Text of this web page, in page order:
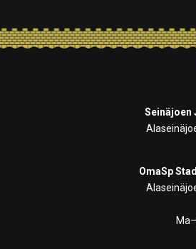
Seinäjoen
OmaSp